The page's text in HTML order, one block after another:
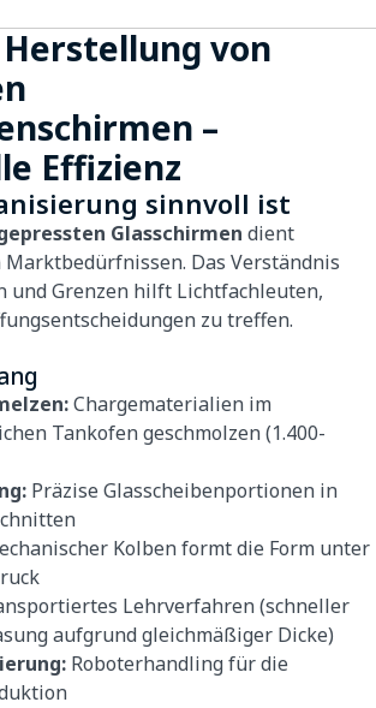
von
–
Effizienz
sinnvoll ist
Glasschirmen dient
Das Verständnis
und Grenzen hilft Lichtfachleuten,
zu treffen.
Chargematerialien im
Tankofen geschmolzen (1.400-
Präzise Glasscheibenportionen in
Kolben formt die Form unter
Lehrverfahren (schneller
aufgrund gleichmäßiger Dicke)
Roboterhandling für die